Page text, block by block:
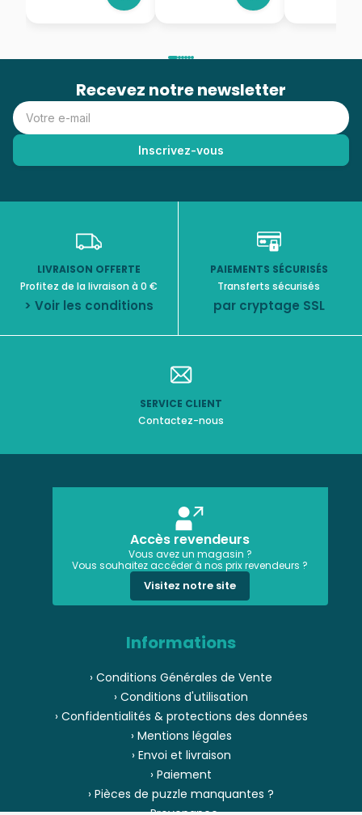
Recevez notre newsletter
LIVRAISON OFFERTE
Profitez de la livraison à 0 €
> Voir les conditions
PAIEMENTS SÉCURISÉS
Transferts sécurisés
par cryptage SSL
SERVICE CLIENT
Contactez-nous
Accès revendeurs
Vous avez un magasin ?
Vous souhaitez accéder à nos prix revendeurs ?
Visitez notre site
Informations
› Conditions Générales de Vente
› Conditions d'utilisation
› Confidentialités & protections des données
› Mentions légales
› Envoi et livraison
› Paiement
› Pièces de puzzle manquantes ?